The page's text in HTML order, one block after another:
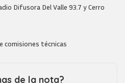
Difusora Del Valle 93.7 y Cerro
comisiones técnicas
de la nota?